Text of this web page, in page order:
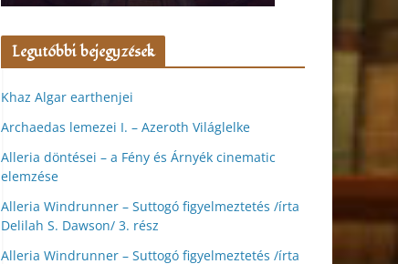
Legutóbbi bejegyzések
Khaz Algar earthenjei
Archaedas lemezei I. – Azeroth Világlelke
Alleria döntései – a Fény és Árnyék cinematic
elemzése
Alleria Windrunner – Suttogó figyelmeztetés /írta
Delilah S. Dawson/ 3. rész
Alleria Windrunner – Suttogó figyelmeztetés /írta